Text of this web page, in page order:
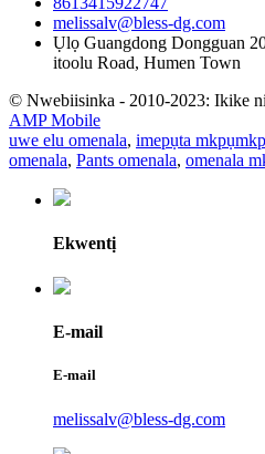
melissalv@bless-dg.com
Ụlọ Guangdong Dongguan
itoolu Road, Humen Town
© Nwebiisinka - 2010-2023: Ikike
AMP Mobile
uwe elu omenala, imepụta
omenala, Pants omenala, omenala
Ekwentị
E-mail
E-mail
melissalv@bless-dg.com